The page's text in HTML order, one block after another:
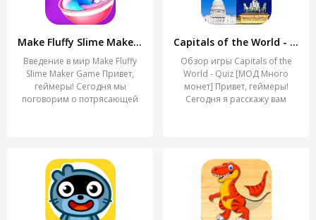
Make Fluffy Slime Maker Game
Введение в мир Make Fluffy
Slime Maker Game Привет,
геймеры! Сегодня мы
поговорим о потрясающей
Capitals of the World - Quiz
Обзор игры Capitals of the
World - Quiz [МОД Много
монет] Привет, геймеры!
Сегодня я расскажу вам